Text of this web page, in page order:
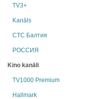
TV3+
Kanāls
СТС Балтия
РОССИЯ
Kino kanāli
TV1000 Premium
Hallmark